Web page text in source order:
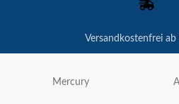
Versandkostenfrei
Mercury